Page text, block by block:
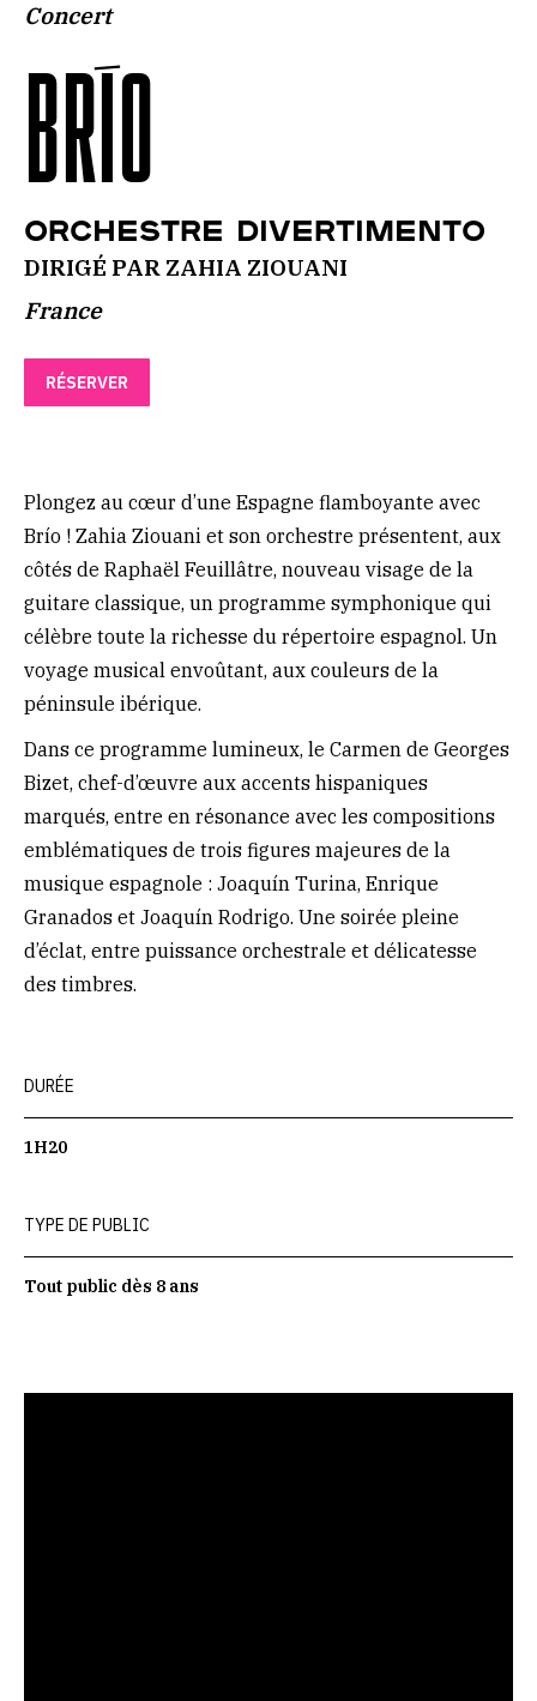
Concert
BRÍO
Orchestre Divertimento
DIRIGÉ PAR ZAHIA ZIOUANI
France
RÉSERVER
Plongez au cœur d’une Espagne flamboyante avec
Brío ! Zahia Ziouani et son orchestre présentent, aux
côtés de Raphaël Feuillâtre, nouveau visage de la
guitare classique, un programme symphonique qui
célèbre toute la richesse du répertoire espagnol. Un
voyage musical envoûtant, aux couleurs de la
péninsule ibérique.
Dans ce programme lumineux, le Carmen de Georges
Bizet, chef-d’œuvre aux accents hispaniques
marqués, entre en résonance avec les compositions
emblématiques de trois figures majeures de la
musique espagnole : Joaquín Turina, Enrique
Granados et Joaquín Rodrigo. Une soirée pleine
d’éclat, entre puissance orchestrale et délicatesse
des timbres.
DURÉE
1H20
TYPE DE PUBLIC
Tout public dès 8 ans